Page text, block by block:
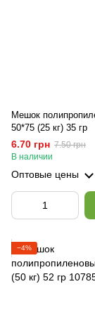
Мешок
50*75 (25 кг) 35 гр
6.70 грн 7.50 грн
В наличии
Оптовые цены
−4%